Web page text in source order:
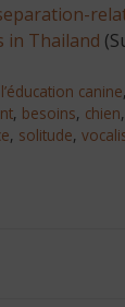
in Thailand
canine,
, besoins, chien,
, solitude,